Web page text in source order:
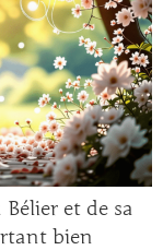
et de sa
bien